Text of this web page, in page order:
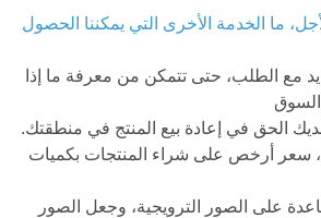
ما الخدمة الأخرى التي يمكننا الحصول
مع الطلب، حتى تتمكن من معرفة ما إذا
الحق في إعادة بيع المنتج في منطقتك.
سعر أرخص على شراء المنتجات بكميات
على الصور الترويجية، وجعل الصور